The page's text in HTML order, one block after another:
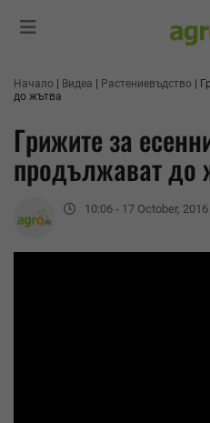
Начало Видеа Растениевъдство
до жътва
Грижите за
продължават до
10:06 - 17 October, 2016